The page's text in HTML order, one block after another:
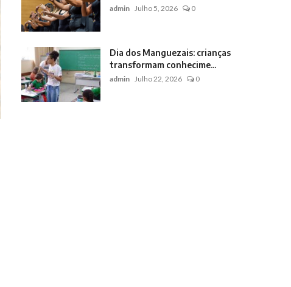
admin Julho 5, 2026 0
Dia dos Manguezais: crianças
transformam conhecime...
admin Julho 22, 2026 0